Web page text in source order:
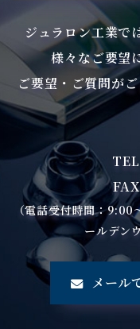
ジュラロン工業で
様々なご要望
ご要望・ご質問が
（電話受付時間：
ールデン
メール